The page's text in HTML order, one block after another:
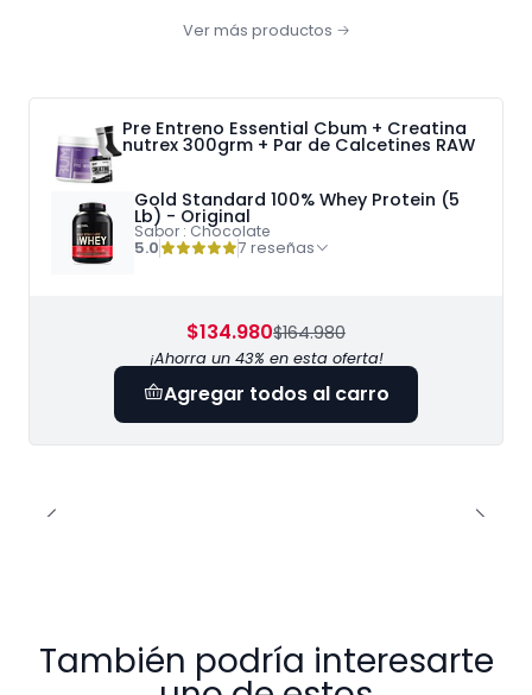
Ver más productos
Pre Entreno Essential Cbum + Creatina
nutrex 300grm + Par de Calcetines RAW
Gold Standard 100% Whey Protein (5
Lb) - Original
Sabor : Chocolate
5.0
7 reseñas
$134.980$164.980
¡Ahorra un 43% en esta oferta!
Agregar todos al carro
También podría interesarte